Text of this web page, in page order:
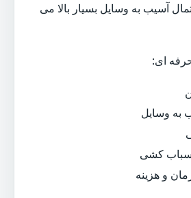
آسیب به وسایل بسیار بالا می
ای:
به وسایل
کشی
و هزینه